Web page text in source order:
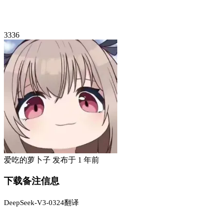
3336
爱吃的萝卜子 发布于 1 年前
下载备注信息
DeepSeek-V3-0324翻译